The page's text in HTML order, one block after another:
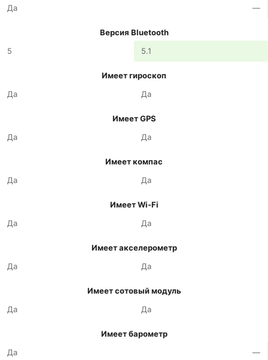
Да
—
Версия Bluetooth
5
5.1
Имеет гироскоп
Да
Да
Имеет GPS
Да
Да
Имеет компас
Да
Да
Имеет Wi-Fi
Да
Да
Имеет акселерометр
Да
Да
Имеет сотовый модуль
Да
Да
Имеет барометр
Да
—